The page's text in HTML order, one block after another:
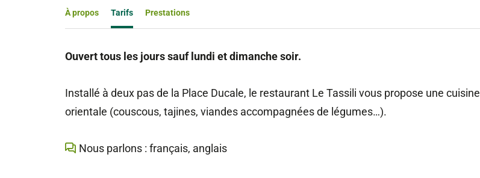
À propos Tarifs Prestations
Ouvert tous les jours sauf lundi et dimanche soir.
Installé à deux pas de la Place Ducale, le restaurant Le Tassili vous propose une cuisine
orientale (couscous, tajines, viandes accompagnées de légumes…).
Nous parlons : français, anglais